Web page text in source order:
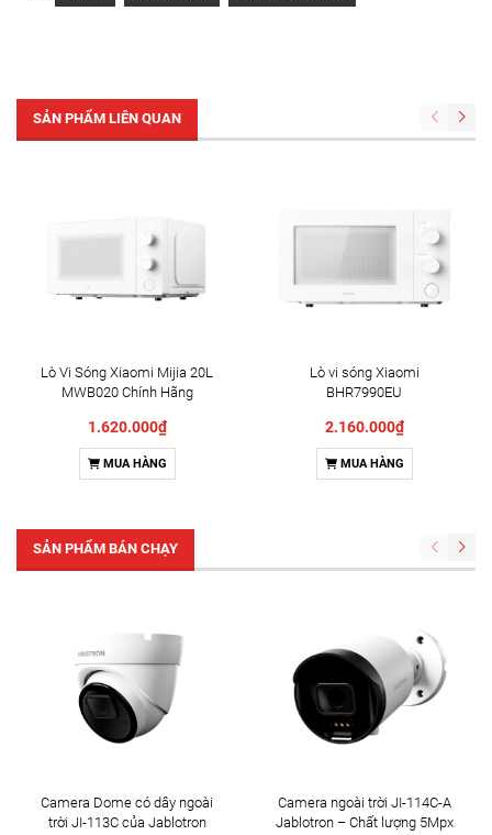
SẢN PHẨM LIÊN QUAN
Lò Vi Sóng Xiaomi Mijia 20L
MWB020 Chính Hãng
1.620.000₫
MUA HÀNG
Lò vi sóng Xiaomi
BHR7990EU
2.160.000₫
MUA HÀNG
SẢN PHẨM BÁN CHẠY
Camera Dome có dây ngoài
trời JI-113C của Jablotron
Camera ngoài trời JI-114C-A
Jablotron – Chất lượng 5Mpx